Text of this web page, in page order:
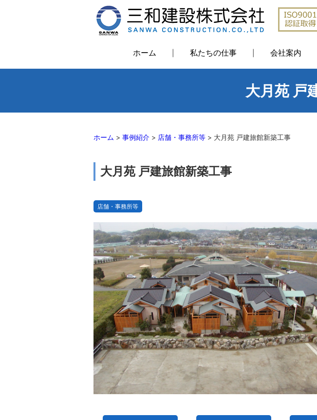
ホーム 私たちの仕事 会社案内
大月苑 戸
ホーム > 事例紹介 > 店舗・事務所等 > 大月苑 戸建旅館新築工事
大月苑 戸建旅館新築工事
店舗・事務所等